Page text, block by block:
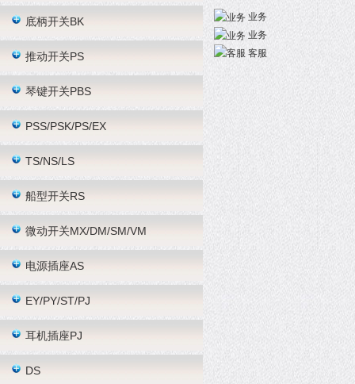
底柄开关BK
推动开关PS
琴键开关PBS
PSS/PSK/PS/EX
TS/NS/LS
船型开关RS
微动开关MX/DM/SM/VM
电源插座AS
EY/PY/ST/PJ
耳机插座PJ
DS
业务
业务
客服